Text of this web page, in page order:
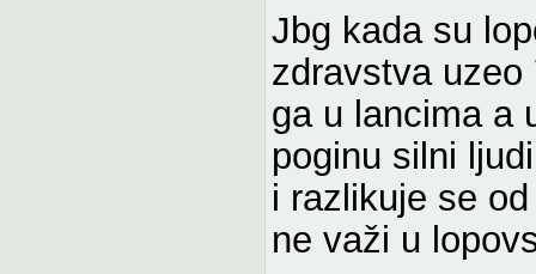
Jbg kada su
zdravstva uzeo
ga u lancima a
poginu silni
i razlikuje se
ne važi u